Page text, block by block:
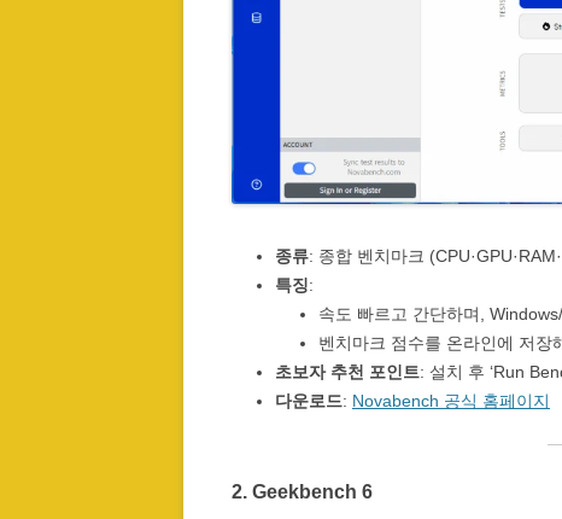
종류: 종합 벤치마크
특징:
속도 빠르고 간단하며,
벤치마크 점수를 온라인에 저장
초보자 추천 포인트: 설치 후 ‘Run
다운로드: Novabench 공식 홈페이지
2. Geekbench 6